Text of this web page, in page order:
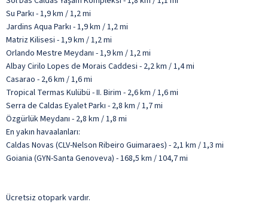
Su Parkı - 1,9 km / 1,2 mi
Jardins Aqua Parkı - 1,9 km / 1,2 mi
Matriz Kilisesi - 1,9 km / 1,2 mi
Orlando Mestre Meydanı - 1,9 km / 1,2 mi
Albay Cirilo Lopes de Morais Caddesi - 2,2 km / 1,4 mi
Casarao - 2,6 km / 1,6 mi
Tropical Termas Kulübü - II. Birim - 2,6 km / 1,6 mi
Serra de Caldas Eyalet Parkı - 2,8 km / 1,7 mi
Özgürlük Meydanı - 2,8 km / 1,8 mi
En yakın havaalanları:
Caldas Novas (CLV-Nelson Ribeiro Guimaraes) - 2,1 km / 1,3 mi
Goiania (GYN-Santa Genoveva) - 168,5 km / 104,7 mi
Ücretsiz otopark vardır.